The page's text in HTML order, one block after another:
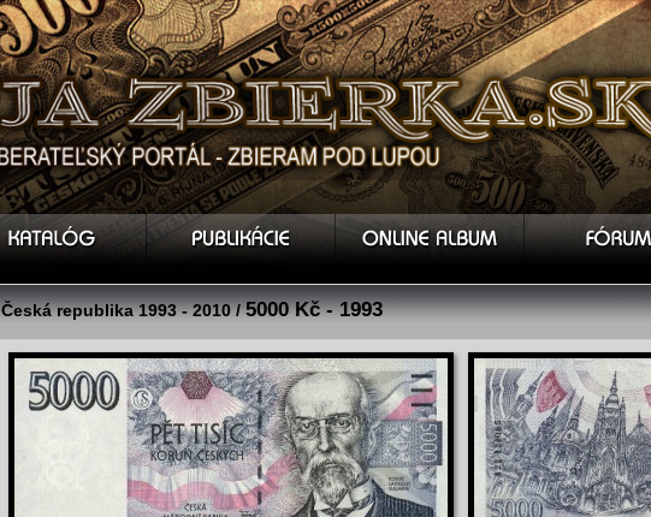
Česká republika 1993 - 2010 /5000 Kč - 1993